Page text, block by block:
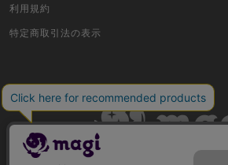
アイカツ
アヴァロンの鍵
アンジュ・ヴィエルジュ
イナズマイレブンTCG・イレブン
利用規約
特定商取引法の表示